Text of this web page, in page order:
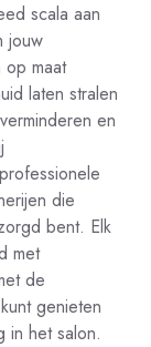
scala aan
jouw
maat
laten stralen
en
die
bent. Elk
met
de
genieten
in het salon.